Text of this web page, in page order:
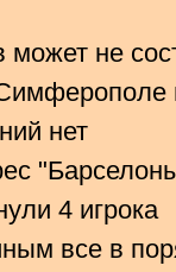
может не
нет
4 игрока
все в